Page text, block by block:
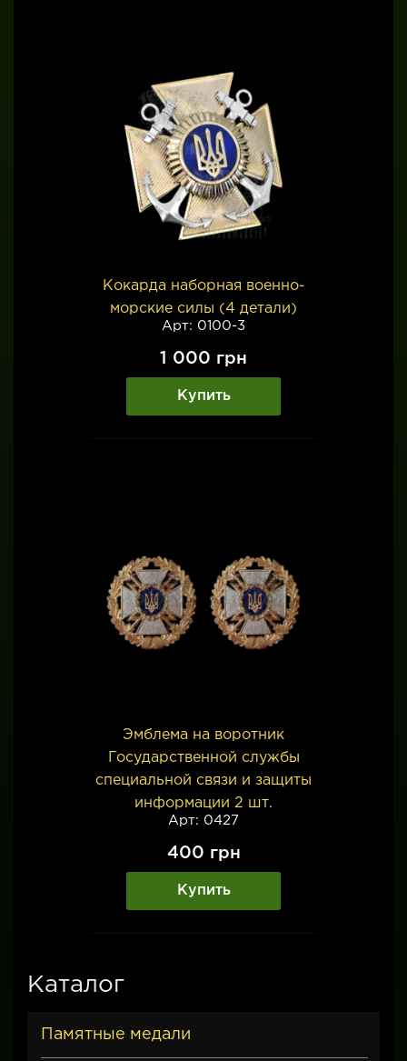
Кокарда наборная военно-
морские силы (4 детали)
Арт: 0100-3
1 000 грн
Купить
Эмблема на воротник
Государственной службы
специальной связи и защиты
информации 2 шт.
Арт: 0427
400 грн
Купить
Каталог
Памятные медали